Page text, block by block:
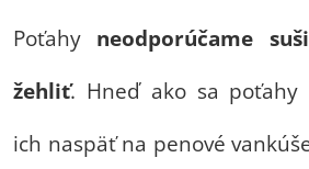
Poťahy neodporúčame
žehliť. Hneď ako sa poťahy
ich naspäť na penové